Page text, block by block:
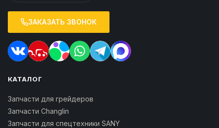
ЗАКАЗАТЬ ЗВОНОК
КАТАЛОГ
Запчасти для грейдеров
Запчасти Changlin
Запчасти для спецтехники SANY